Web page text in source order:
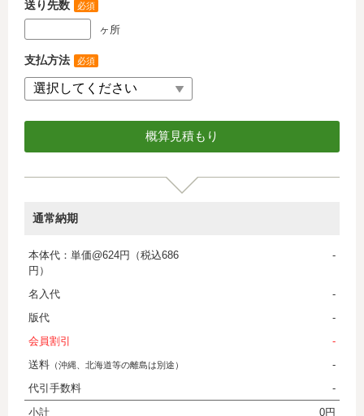
送り先数 必須
ヶ所
支払方法 必須
通常納期
本体代：単価@624円（税込686
円）
-
名入代
-
版代
-
会員割引
-
送料 （沖縄、北海道等の離島は別途）
-
代引手数料
-
小計
0円